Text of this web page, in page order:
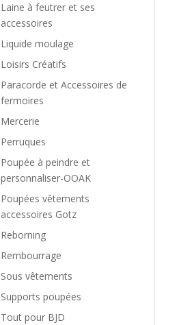
Laine à feutrer et ses
accessoires
Liquide moulage
Loisirs Créatifs
Paracorde et Accessoires de
fermoires
Mercerie
Perruques
Poupée à peindre et
personnaliser-OOAK
Poupées vêtements
accessoires Gotz
Reborning
Rembourrage
Sous vêtements
Supports poupées
Tout pour BJD